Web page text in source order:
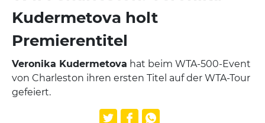
Kudermetova holt
Premierentitel
Veronika Kudermetova hat beim WTA-500-Event
von Charleston ihren ersten Titel auf der WTA-Tour
gefeiert.